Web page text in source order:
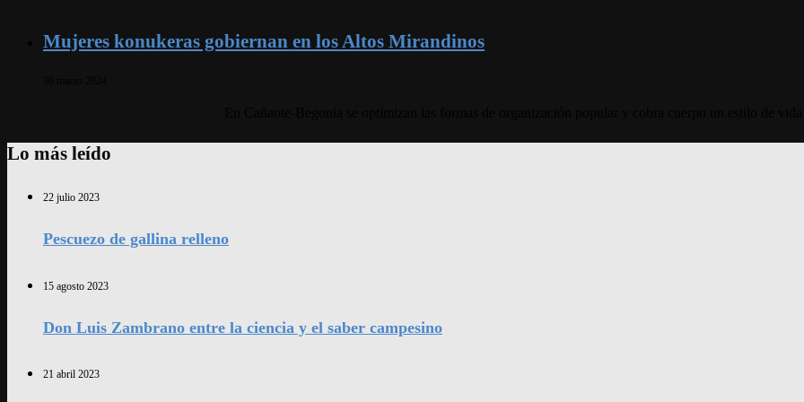
Mujeres konukeras gobiernan en los Altos Mirandinos
Lo más leído
22 julio 2023
Pescuezo de gallina relleno
15 agosto 2023
Don Luis Zambrano entre la ciencia y el saber campesino
21 abril 2023